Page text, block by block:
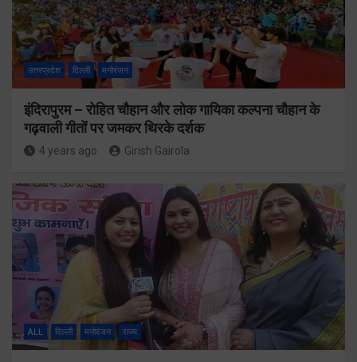
उत्तरप्रदेश दिल्ली मनोरंजन
इंदिरापुरम – रोहित चौहान और लोक गायिका कल्पना चौहान के
गढ़वाली गीतों पर जमकर थिरके दर्शक
4 years ago Girish Gairola
ALL दिल्ली मनोरंजन राज्य